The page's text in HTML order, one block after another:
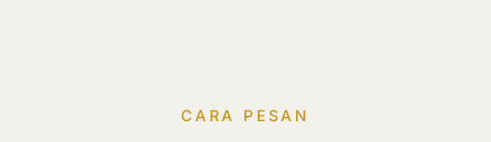
CARA PESAN